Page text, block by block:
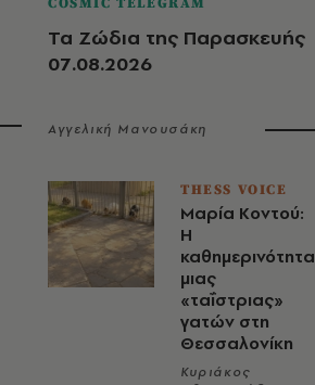
Τα Ζώδια της Παρασκευής
07.08.2026
Αγγελική Μανουσάκη
THESS VOICE
Μαρία Κοντού:
Η
καθημερινότητα
μιας
«ταΐστριας»
γατών στη
Θεσσαλονίκη
Κυριάκος